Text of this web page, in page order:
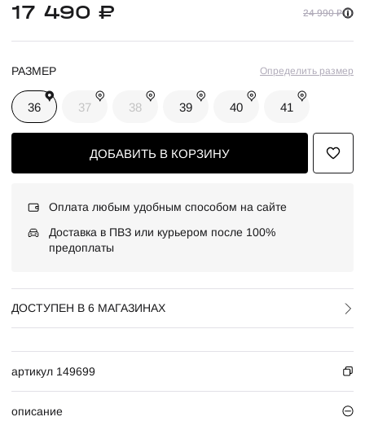
17 490 ₽ 24 990 ₽
РАЗМЕР Определить размер
36 37 38 39 40 41
ДОБАВИТЬ В КОРЗИНУ
Оплата любым удобным способом на сайте
Доставка в ПВЗ или курьером после 100%
предоплаты
ДОСТУПЕН В 6 МАГАЗИНАХ
артикул 149699
описание